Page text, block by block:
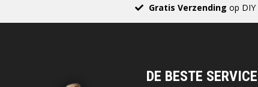
Gratis Verzending op DIY
DE BESTE